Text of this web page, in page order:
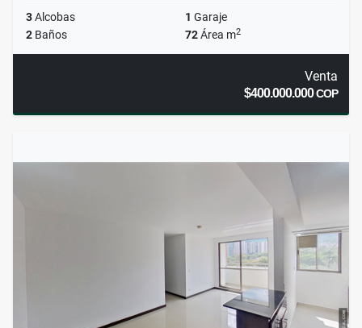
3Alcobas 1 Garaje
2 Baños 72Área m2
Venta
$400.000.000COP